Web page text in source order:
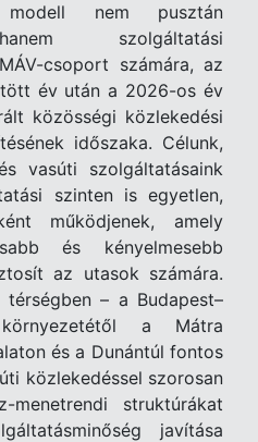
nem pusztán
szolgáltatási
csoport számára, az
év után a 2026-os év
közösségi közlekedési
időszaka. Célunk,
vasúti szolgáltatásaink
szinten is egyetlen,
működjenek, amely
és kényelmesebb
az utasok számára.
– a Budapest–
a Mátra
és a Dunántúl fontos
közlekedéssel szorosan
menetrendi struktúrákat
javítása